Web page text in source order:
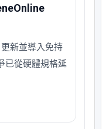
新並導入免持
已從硬體規格延